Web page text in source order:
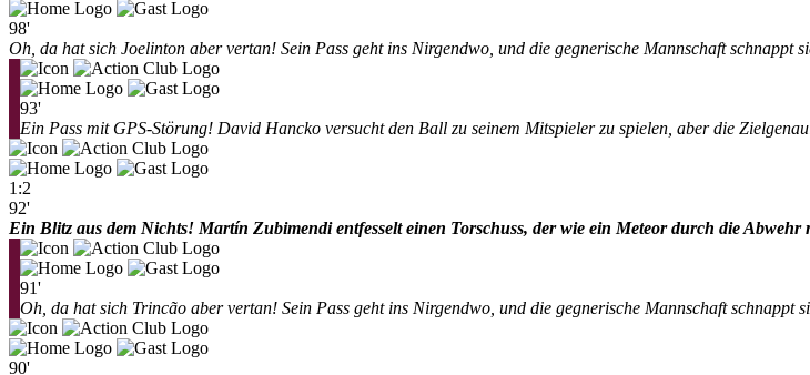
98'
Oh, da hat sich Joelinton aber vertan! Sein Pass geht ins Nirgendwo, und die gegnerische Mannschaft schnappt
93'
Ein Pass mit GPS-Störung! David Hancko versucht den Ball zu seinem Mitspieler zu spielen, aber die
1:2
92'
Ein Blitz aus dem Nichts! Martín Zubimendi entfesselt einen Torschuss, der wie ein Meteor durch die
91'
Oh, da hat sich Trincão aber vertan! Sein Pass geht ins Nirgendwo, und die gegnerische Mannschaft schnappt
90'